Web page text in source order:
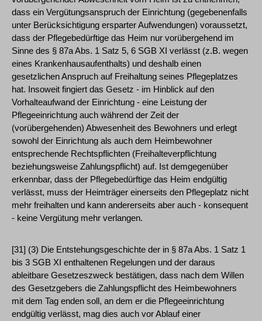
dass ein Vergütungsanspruch der Einrichtung (gegebenenfalls
unter Berücksichtigung ersparter Aufwendungen) voraussetzt,
dass der Pflegebedürftige das Heim nur vorübergehend im
Sinne des § 87a Abs. 1 Satz 5, 6 SGB XI verlässt (z.B. wegen
eines Krankenhausaufenthalts) und deshalb einen
gesetzlichen Anspruch auf Freihaltung seines Pflegeplatzes
hat. Insoweit fingiert das Gesetz - im Hinblick auf den
Vorhalteaufwand der Einrichtung - eine Leistung der
Pflegeeinrichtung auch während der Zeit der
(vorübergehenden) Abwesenheit des Bewohners und erlegt
sowohl der Einrichtung als auch dem Heimbewohner
entsprechende Rechtspflichten (Freihalteverpflichtung
beziehungsweise Zahlungspflicht) auf. Ist demgegenüber
erkennbar, dass der Pflegebedürftige das Heim endgültig
verlässt, muss der Heimträger einerseits den Pflegeplatz nicht
mehr freihalten und kann andererseits aber auch - konsequent
- keine Vergütung mehr verlangen.
[31] (3) Die Entstehungsgeschichte der in § 87a Abs. 1 Satz 1
bis 3 SGB XI enthaltenen Regelungen und der daraus
ableitbare Gesetzeszweck bestätigen, dass nach dem Willen
des Gesetzgebers die Zahlungspflicht des Heimbewohners
mit dem Tag enden soll, an dem er die Pflegeeinrichtung
endgültig verlässt, mag dies auch vor Ablauf einer